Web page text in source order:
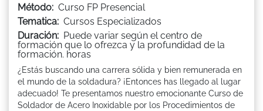
Método: Curso FP Presencial
Tematica: Cursos Especializados
Duración: Puede variar según el centro de
formación que lo ofrezca y la profundidad de la
formación. horas
¿Estás buscando una carrera sólida y bien remunerada en
el mundo de la soldadura? ¡Entonces has llegado al lugar
adecuado! Te presentamos nuestro emocionante Curso de
Soldador de Acero Inoxidable por los Procedimientos de